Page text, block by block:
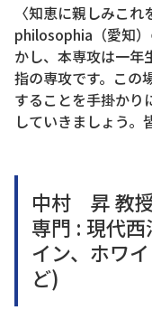
〈知恵に親しみこ
philosophia（愛知
かし、本専攻は一年
指の専攻です。この
することを手掛かり
していきましょう。
中村 昇 教
専門 : 現代
イン、ホワ
ど)